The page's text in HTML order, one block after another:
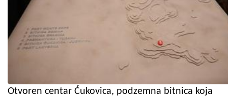
Otvoren centar Ćukovica, podzemna bitnica koja